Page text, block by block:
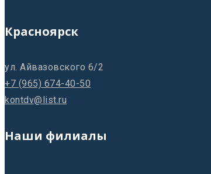
Красноярск
ул. Айвазовского 6/2
+7 (965) 674-40-50
kontdv@list.ru
Наши филиалы